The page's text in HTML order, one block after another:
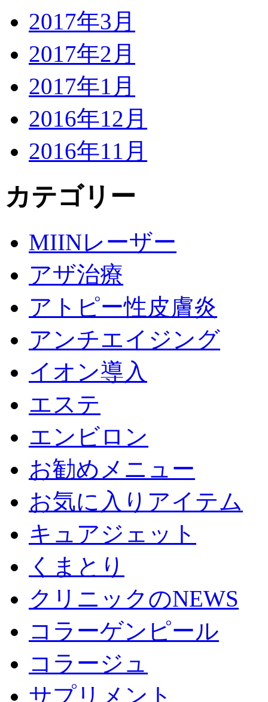
2017年3月
2017年2月
2017年1月
2016年12月
2016年11月
カテゴリー
MIINレーザー
アザ治療
アトピー性皮膚炎
アンチエイジング
イオン導入
エステ
エンビロン
お勧めメニュー
お気に入りアイテム
キュアジェット
くまとり
クリニックのNEWS
コラーゲンピール
コラージュ
サプリメント